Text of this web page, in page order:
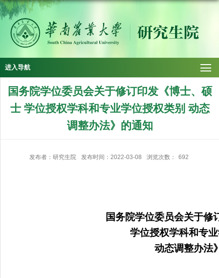
进入导航
国务院学位委员会关于修订印发《博士、硕
士 学位授权学科和专业学位授权类别 动态
调整办法》的通知
发布者：研究生院 发布时间：2022-03-08 浏览次数： 692
国务院学位委员会关于修
学位授权学科和专
动态调整办法